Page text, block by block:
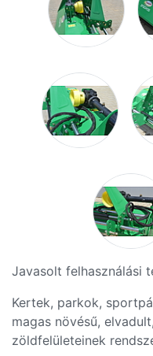
Javasolt felhasználási
Kertek, parkok,
magas növésű,
zöldfelületeinek